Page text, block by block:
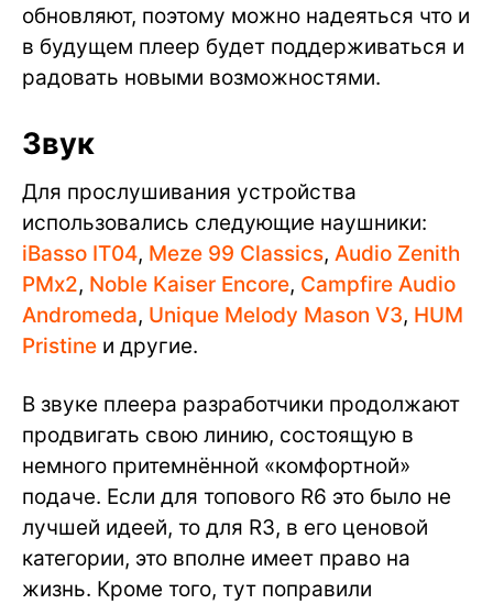
обновляют, поэтому можно надеяться что и
в будущем плеер будет поддерживаться и
радовать новыми возможностями.
Звук
Для прослушивания устройства
использовались следующие наушники:
iBasso IT04, Meze 99 Classics, Audio Zenith
PMx2, Noble Kaiser Encore, Campfire Audio
Andromeda, Unique Melody Mason V3, HUM
Pristine и другие.
В звуке плеера разработчики продолжают
продвигать свою линию, состоящую в
немного притемнённой «комфортной»
подаче. Если для топового R6 это было не
лучшей идеей, то для R3, в его ценовой
категории, это вполне имеет право на
жизнь. Кроме того, тут поправили